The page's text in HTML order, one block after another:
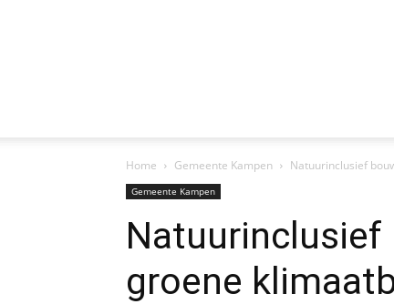
Home Gemeente Kampen Natuurinclusief
Gemeente Kampen
Natuurinclusief
groene